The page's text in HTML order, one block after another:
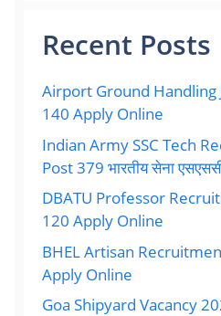
Recent Posts
Airport Ground Handling
140 Apply Online
Indian Army SSC Tech
Post 379 भारतीय सेना
DBATU Professor
120 Apply Online
BHEL Artisan
Apply Online
Goa Shipyard Vacancy